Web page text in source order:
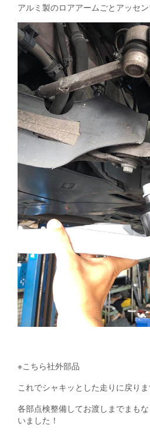
アルミ製のロアアームごとアッセン
※こちら社外部品
これでシャキッとした走りに戻りま
各部点検整備してお渡しまでまも
いました！